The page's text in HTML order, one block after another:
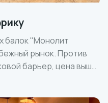
балок "Монолит
рынок. Против
барьер, цена выше